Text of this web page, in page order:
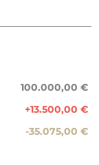
100.000,00 €
+13.500,00 €
-35.075,00 €